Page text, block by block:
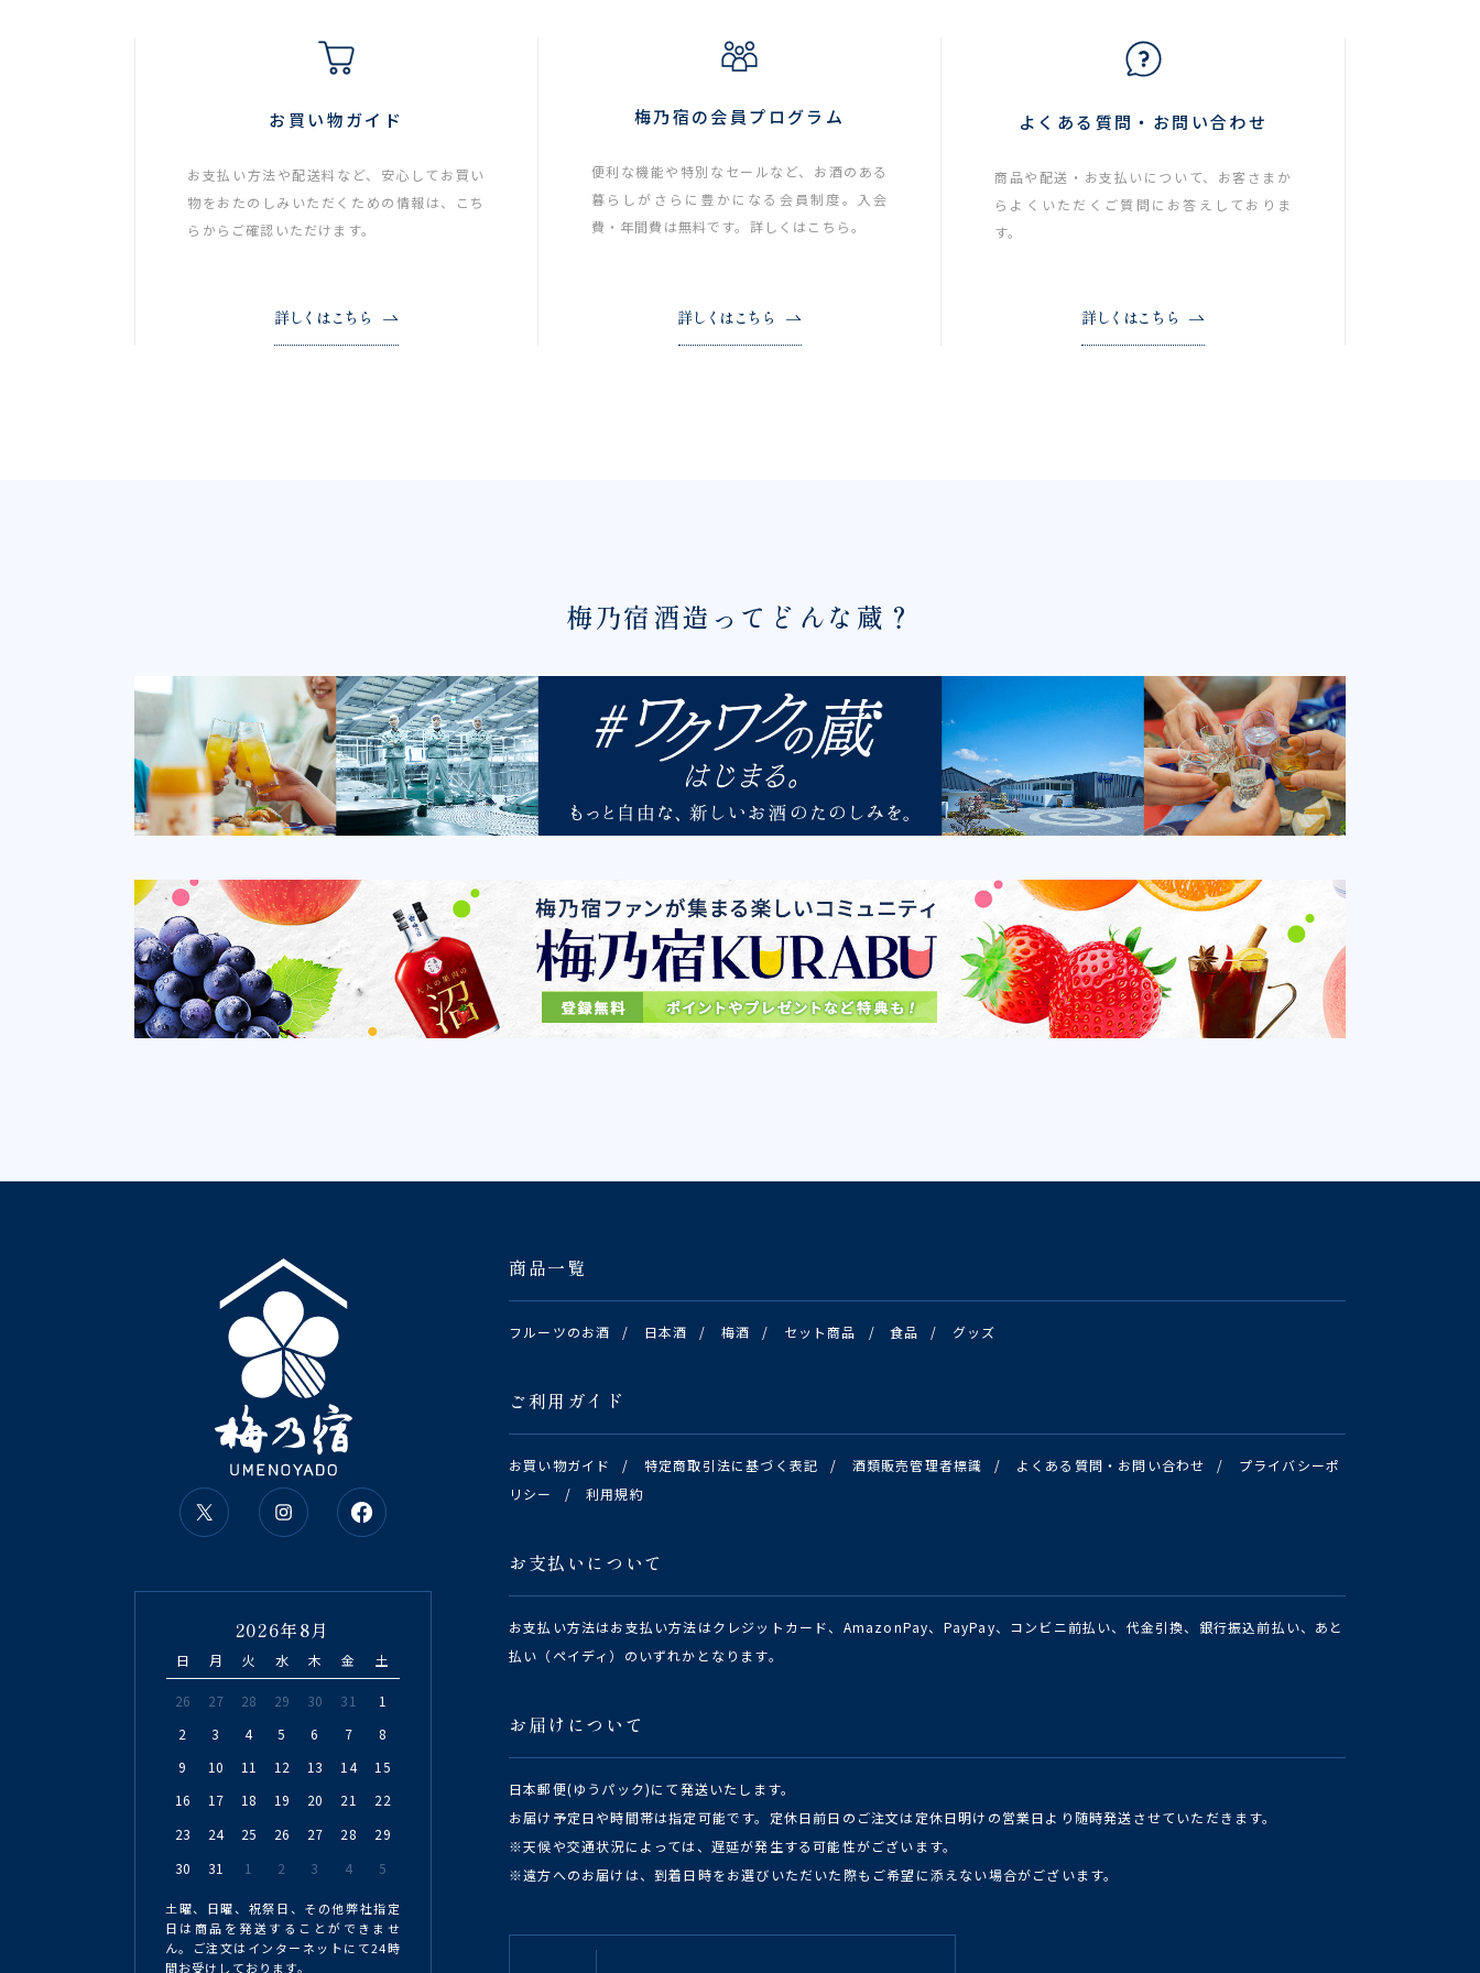
お買い物ガイド
お支払い方法や配送料など、安心してお買い
物をおたのしみいただくための情報は、こち
らからご確認いただけます。
詳しくはこちら
梅乃宿の会員プログラム
便利な機能や特別なセールなど、お酒のある
暮らしがさらに豊かになる会員制度。入会
費・年間費は無料です。詳しくはこちら。
詳しくはこちら
よくある質問・お問い合わせ
商品や配送・お支払いについて、お客さまか
らよくいただくご質問にお答えしておりま
す。
詳しくはこちら
梅乃宿酒造ってどんな蔵？
商品一覧
フルーツのお酒 / 日本酒 / 梅酒 / セット商品 / 食品 / グッズ
ご利用ガイド
お買い物ガイド / 特定商取引法に基づく表記 / 酒類販売管理者標識 / よくある質問・お問い合わせ /
プライバシーポ
リシー
/ 利用規約
お支払いについて
お支払い方法はお支払い方法はクレジットカード、AmazonPay、PayPay、コンビニ前払い、代金引換、銀行振込前払い、あと
払い（ペイディ）のいずれかとなります。
お届けについて
日本郵便(ゆうパック)にて発送いたします。
お届け予定日や時間帯は指定可能です。定休日前日のご注文は定休日明けの営業日より随時発送させていただきます。
※天候や交通状況によっては、遅延が発生する可能性がございます。
※遠方へのお届けは、到着日時をお選びいただいた際もご希望に添えない場合がございます。
2026年8月
日 月 火 水 木 金 土
26 27 28 29 30 31
1
2
3 4 5 6 7
8
9
10 11 12 13 14
15
16
17 18 19 20 21
22
23
24 25 26 27 28
29
30
31 1 2 3 4 5
土曜、日曜、祝祭日、その他弊社指定
日は商品を発送することができませ
ん。ご注文はインターネットにて24時
間お受けしております。